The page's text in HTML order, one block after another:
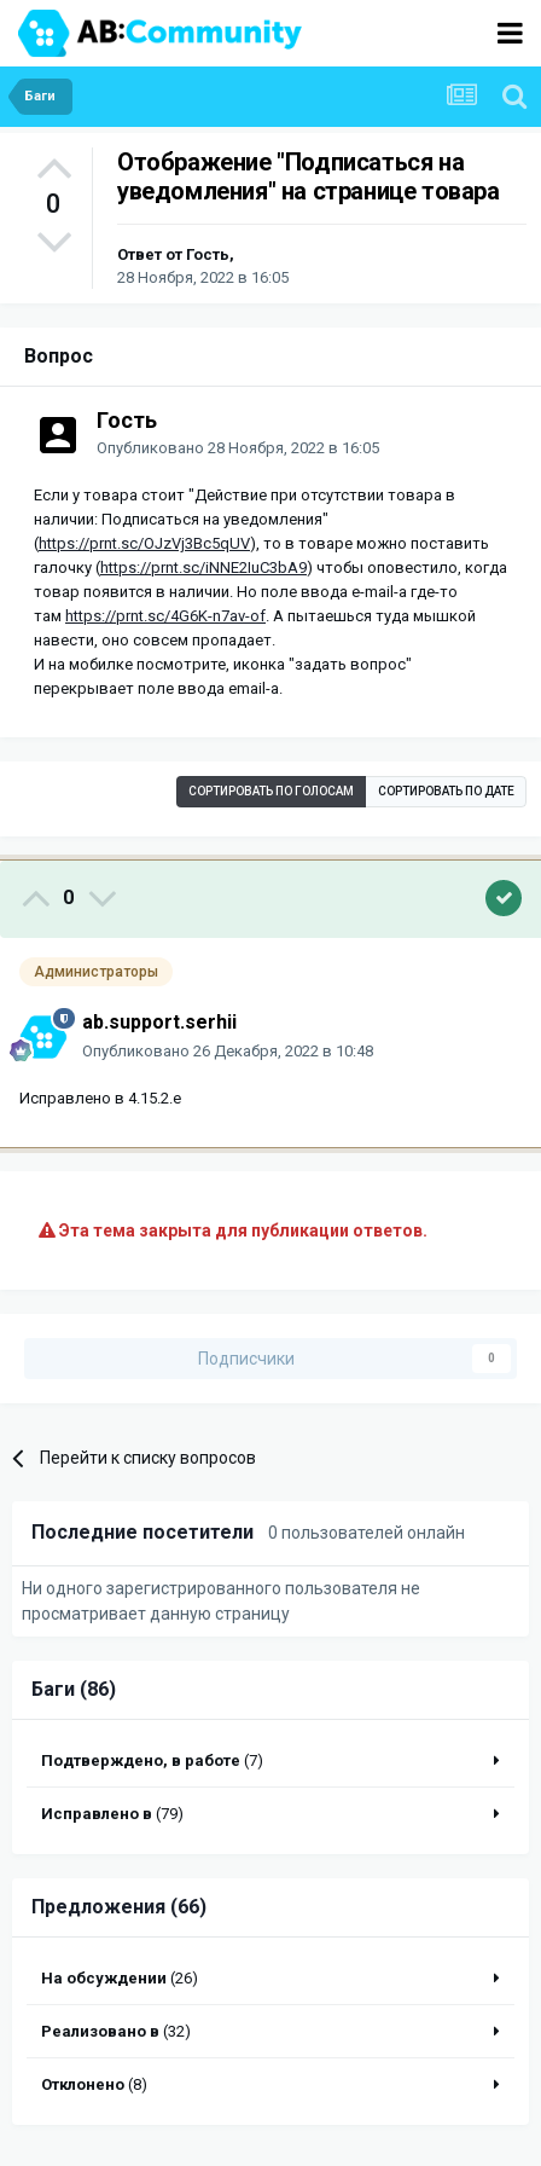
Баги
0
Отображение "Подписаться на
уведомления" на странице товара
Ответ от Гость,
28 Ноября, 2022 в 16:05
Вопрос
Гость
Опубликовано 28 Ноября, 2022 в 16:05
Если у товара стоит "Действие при отсутствии товара в
наличии: Подписаться на уведомления"
(https://prnt.sc/OJzVj3Bc5qUV), то в товаре можно поставить
галочку (https://prnt.sc/iNNE2IuC3bA9) чтобы оповестило, когда
товар появится в наличии. Но поле ввода e-mail-а где-то
там https://prnt.sc/4G6K-n7av-of. А пытаешься туда мышкой
навести, оно совсем пропадает.
И на мобилке посмотрите, иконка "задать вопрос"
перекрывает поле ввода email-а.
СОРТИРОВАТЬ ПО ГОЛОСАМ СОРТИРОВАТЬ ПО ДАТЕ
0
Администраторы
ab.support.serhii
Опубликовано 26 Декабря, 2022 в 10:48
Исправлено в 4.15.2.e
Эта тема закрыта для публикации ответов.
Подписчики 0
Перейти к списку вопросов
Последние посетители 0 пользователей онлайн
Ни одного зарегистрированного пользователя не
просматривает данную страницу
Баги (86)
Подтверждено, в работе (7)
Исправлено в (79)
Предложения (66)
На обсуждении (26)
Реализовано в (32)
Отклонено (8)